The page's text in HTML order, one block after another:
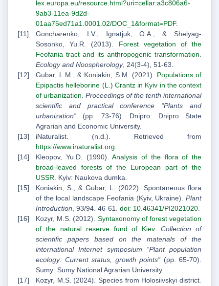
lex.europa.eu/resource.html?uri=cellar:a3c806a6-
9ab3-11ea-9d2d-
01aa75ed71a1.0001.02/DOC_1&format=PDF.
Goncharenko, I.V., Ignatjuk, O.A., & Shelyag-
Sosonko, Yu.R. (2013). Forest vegetation of the
Feofania tract and its anthropogenic transformation.
Ecology and Noospherology, 24(3-4), 51-63.
Gubar, L.M., & Koniakin, S.M. (2021). Populations of
Epipactis helleborine (L.) Crantz in Kyiv in the context
of urbanization. Proceedings of the tenth international
scientific and practical conference “Plants and
urbanization” (pp. 73-76). Dnipro: Dnipro State
Agrarian and Economic University.
iNaturalist. (n.d.). Retrieved from
https://www.inaturalist.org.
Kleopov, Yu.D. (1990).Analysis of the flora of the
broad-leaved forests of the European part of the
USSR. Kyiv: Naukova dumka.
Koniakin, S., & Gubar, L. (2022). Spontaneous flora
of the local landscape Feofania (Kyiv, Ukraine). Plant
Introduction, 93/94. 46-61. doi: 10.46341/PI2021020.
Kozyr, M.S. (2012). Syntaxonomy of forest vegetation
of the natural reserve fund of Kiev.Collection of
scientific papers based on the materials of the
international Internet symposium “Plant population
ecology: Current status, growth points” (pp. 65-70).
Sumy: Sumy National Agrarian University.
Kozyr, M.S. (2024). Species from Holosiivskyi district.